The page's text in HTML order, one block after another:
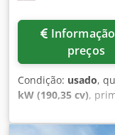
preços
Condição: usado,
kW (190,35 cv),
Modelo: MXM190 /